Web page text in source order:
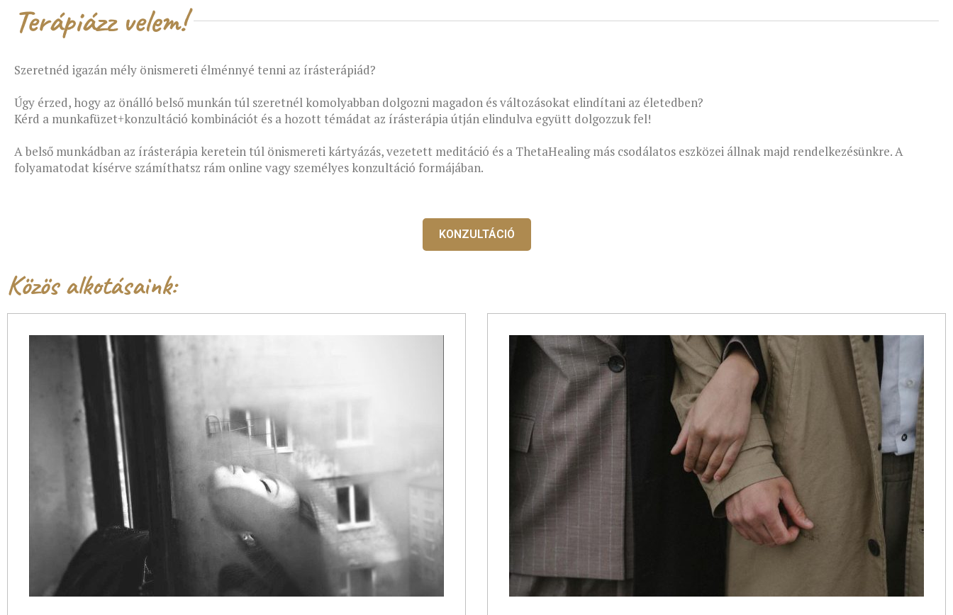
Terápiázz velem!
Szeretnéd igazán mély önismereti élménnyé tenni az írásterápiád?
Úgy érzed, hogy az önálló belső munkán túl szeretnél komolyabban dolgozni magadon és változásokat elindítani az életedben?
Kérd a munkafüzet+konzultáció kombinációt és a hozott témádat az írásterápia útján elindulva együtt dolgozzuk fel!
A belső munkádban az írásterápia keretein túl önismereti kártyázás, vezetett meditáció és a ThetaHealing más csodálatos eszközei állnak majd rendelkezésünkre. A
folyamatodat kísérve számíthatsz rám online vagy személyes konzultáció formájában.
KONZULTÁCIÓ
Közös alkotásaink: